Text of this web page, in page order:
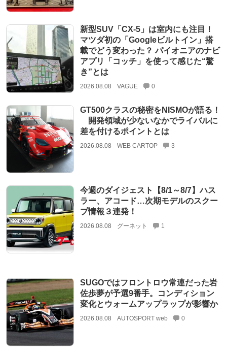
新型SUV「CX-5」は室内にも注目！
マツダ初の「Googleビルトイン」搭
載でどう変わった？ パイオニアのナビ
アプリ「コッチ」を使って感じた“驚
き”とは
2026.08.08 VAGUE 0
GT500クラスの秘密をNISMOが語る！
開発領域が少ないなかでライバルに
差を付けるポイントとは
2026.08.08 WEB CARTOP 3
今週のダイジェスト【8/1～8/7】ハス
ラー、アコード…次期モデルのスクー
プ情報３連発！
2026.08.08 グーネット 1
SUGOではフロントロウ常連だった岩
佐歩夢が予選9番手。コンディション
変化とウォームアップラップが影響か
2026.08.08 AUTOSPORT web 0